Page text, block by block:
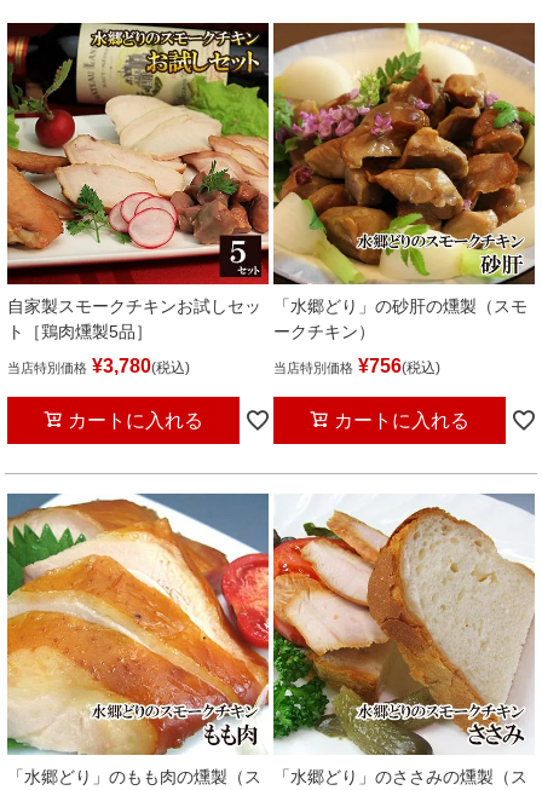
自家製スモークチキンお試しセッ
ト［鶏肉燻製5品］
当店特別価格 ¥3,780 税込
カートに入れる
「水郷どり」の砂肝の燻製（スモ
ークチキン）
当店特別価格 ¥756 税込
カートに入れる
「水郷どり」のもも肉の燻製（ス
「水郷どり」のささみの燻製（ス